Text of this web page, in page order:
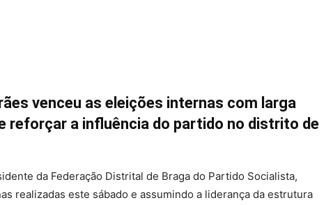
venceu as eleições internas com larga
reforçar a influência do partido no distrito de
da Federação Distrital de Braga do Partido Socialista,
realizadas este sábado e assumindo a liderança da estrutura